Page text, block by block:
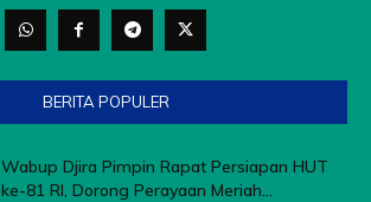
BERITA POPULER
Wabup Djira Pimpin Rapat Persiapan HUT
ke-81 RI, Dorong Perayaan Meriah...